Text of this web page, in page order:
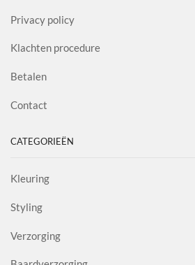
Privacy policy
Klachten procedure
Betalen
Contact
CATEGORIEËN
Kleuring
Styling
Verzorging